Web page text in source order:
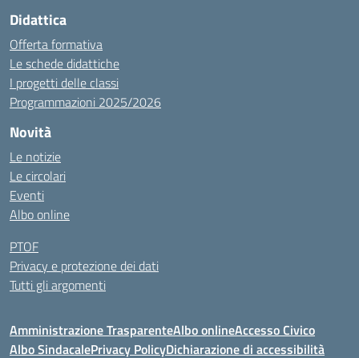
Didattica
Offerta formativa
Le schede didattiche
I progetti delle classi
Programmazioni 2025/2026
Novità
Le notizie
Le circolari
Eventi
Albo online
PTOF
Privacy e protezione dei dati
Tutti gli argomenti
Amministrazione TrasparenteAlbo onlineAccesso Civico
Albo SindacalePrivacy PolicyDichiarazione di accessibilità